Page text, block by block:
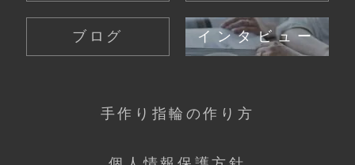
ブログ インタビュー
手作り指輪の作り方